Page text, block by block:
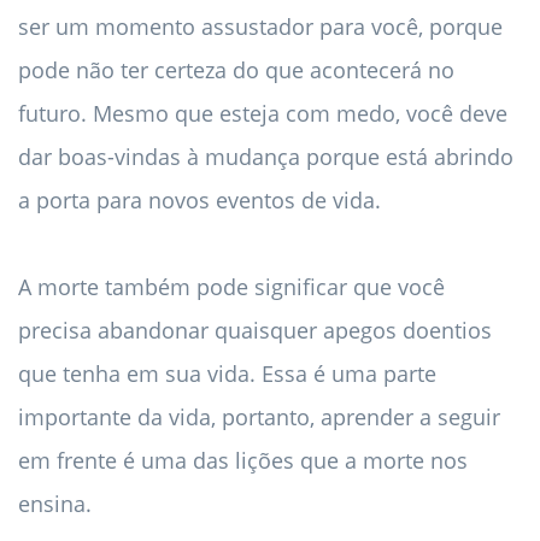
ser um momento assustador para você, porque
pode não ter certeza do que acontecerá no
futuro. Mesmo que esteja com medo, você deve
dar boas-vindas à mudança porque está abrindo
a porta para novos eventos de vida.
A morte também pode significar que você
precisa abandonar quaisquer apegos doentios
que tenha em sua vida. Essa é uma parte
importante da vida, portanto, aprender a seguir
em frente é uma das lições que a morte nos
ensina.